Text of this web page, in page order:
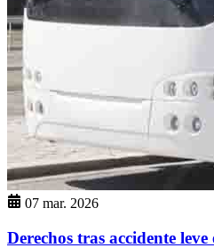
07 mar. 2026
Derechos tras accidente